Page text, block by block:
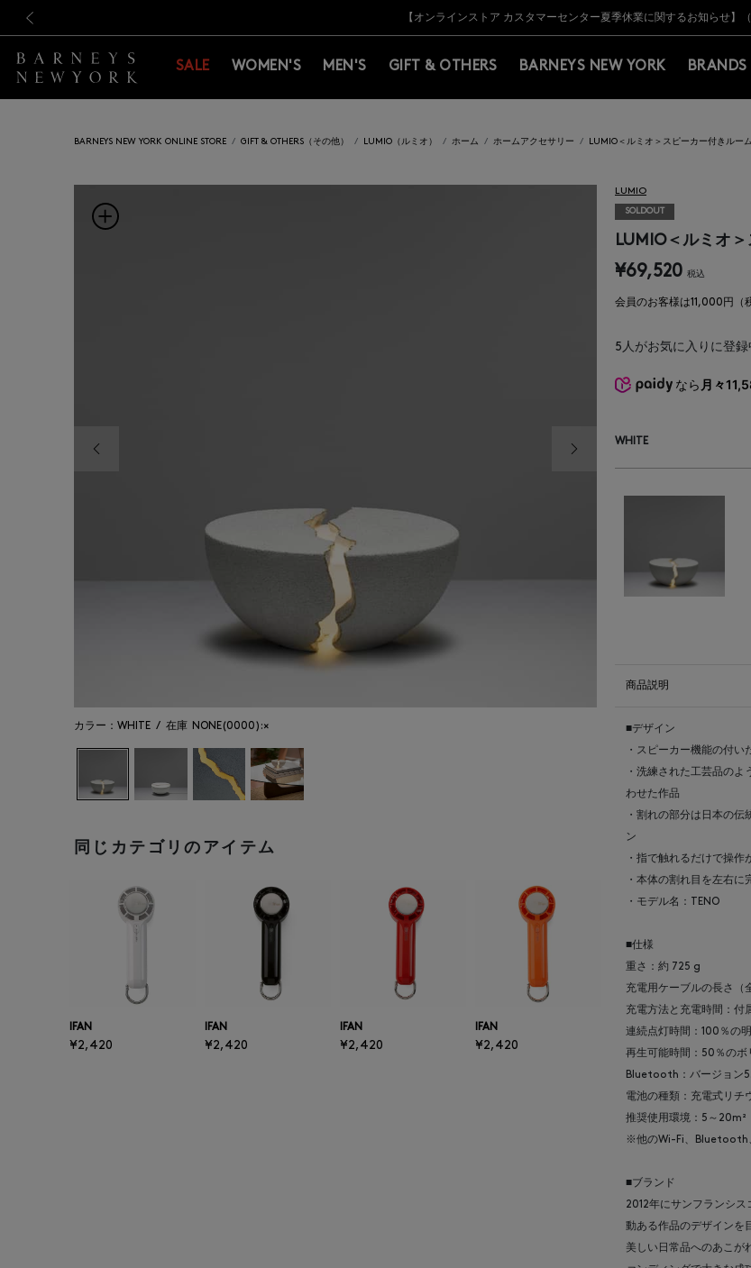
新規登録のお客様も対象！＜MY BARNEYS＞会員のお客様は11,000円（税込）以上のお買上げで常
【夏季休業に伴う出荷一時停止のお知らせ】(2026.8.7)
【オンラインストア カスタマーセンター夏季休業に関するお知らせ】
【夏季休業に伴う返品・交換承り一時停止のお知らせ】（
熊本県を中心とした地震の影響によるお荷物のお届けについ
【開催中】SUMMER SALEのご案内・ご注意事項
新規登録のお客様も対象！＜MY BARNEYS＞会員のお客様は11,000円（税込）以上のお買上げで常
【夏季休業に伴う出荷一時停止のお知らせ】(2026.8.7)
SALE WOMEN'S MEN'S GIFT & OTHERS BARNEYS NEW YORK BRANDS
BARNEYS NEW YORK ONLINE STORE GIFT & OTHERS（その他） LUMIO（ルミオ） ホーム ホームアクセサリー LUMIO＜ルミオ＞スピーカー付きルー
次の画像
カラー：WHITE / 在庫 NONE(0000):×
同じカテゴリのアイテム
IFAN
¥2,420
IFAN
¥2,420
IFAN
¥2,420
IFAN
¥2,420
LUMIO
SOLDOUT
LUMIO＜ルミオ
¥69,520 税込
会員のお客様は11,000円（
5人がお気に入りに登録
なら 月々
WHITE
商品説明
■デザイン
・スピーカー機能の付い
・洗練された工芸品の
わせた作品
・割れの部分は日本の
ン
・指で触れるだけで操作
・本体の割れ目を左右
・モデル名：TENO
■仕様
重さ：約 725 g
充電用ケーブルの長さ（
充電方法と充電時間：付
連続点灯時間：100％の
再生可能時間：50％のボ
Bluetooth：バージョン
電池の種類：充電式リチ
推奨使用環境：5～
※他のWi-Fi、Bluetooth
■ブランド
2012年にサンフランシ
動ある作品のデザインを
美しい日常品へのあこが